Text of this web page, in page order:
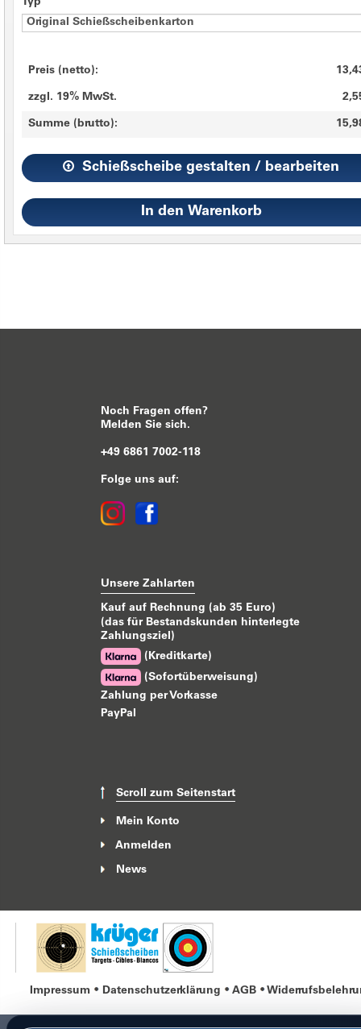
Preis (netto):
zzgl. 19% MwSt.
Summe (brutto):
Schießscheibe gestalten / bearbeiten
Noch Fragen offen?
Melden Sie sich.
+49 6861 7002-118
Folge uns auf:
Unsere Zahlarten
Kauf auf Rechnung (ab 35 Euro)
(das für Bestandskunden hinterlegte
Zahlungsziel)
(Kreditkarte)
(Sofortüberweisung)
Zahlung per Vorkasse
PayPal
Scroll zum Seitenstart
Mein Konto
Anmelden
News
Impressum Datenschutzerklärung AGB